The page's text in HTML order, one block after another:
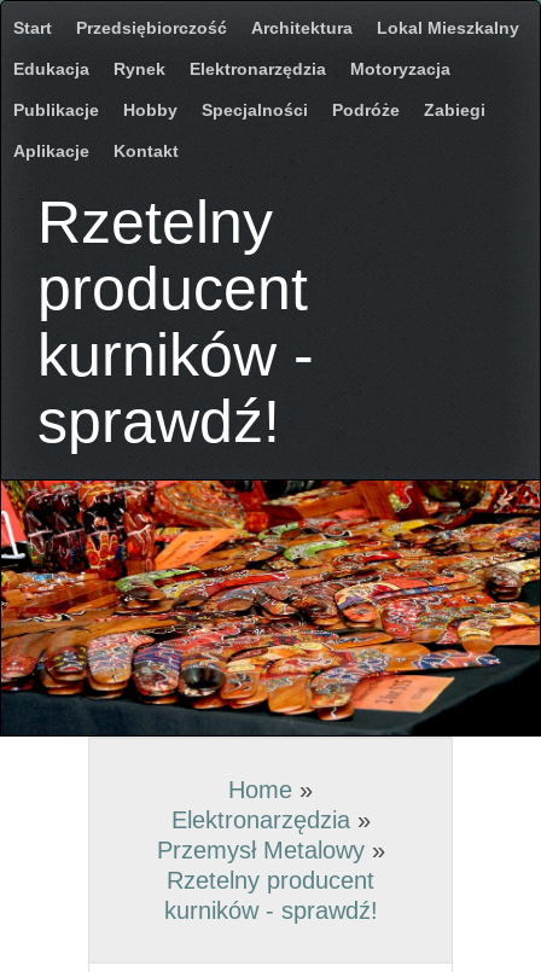
Start Przedsiębiorczość Architektura Lokal Mieszkalny
Edukacja Rynek Elektronarzędzia Motoryzacja
Publikacje Hobby Specjalności Podróże Zabiegi
Aplikacje Kontakt
Rzetelny
producent
kurników -
sprawdź!
Home »
Elektronarzędzia»
Przemysł Metalowy»
Rzetelny producent
kurników - sprawdź!